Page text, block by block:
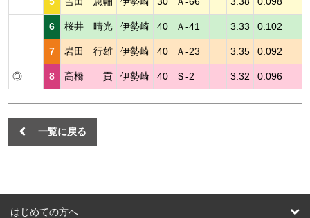
6 桜井 晴光 伊勢崎 40 Ａ-41 3.33 0.102
7 岩田 行雄 伊勢崎 40 Ａ-23 3.35 0.092
◎ 8 高橋 貢 伊勢崎 40 Ｓ-2 3.32 0.096
一覧に戻る
はじめての方へ